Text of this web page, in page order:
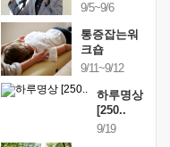
9/5~9/6
통증잡는워
크숍
9/11~9/12
하루명상
[250..
9/19